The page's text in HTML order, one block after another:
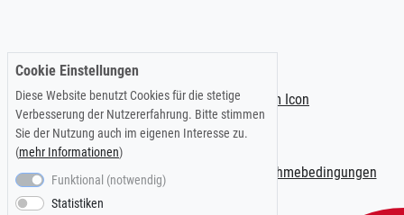
Impressum |Datenschutzerklärung Teilnahmebedingungen
Cookie Einstellungen
Diese Website benutzt Cookies für die stetige
Verbesserung der Nutzererfahrung. Bitte stimmen
Sie der Nutzung auch im eigenen Interesse zu.
(mehr Informationen)
Funktional (notwendig)
Statistiken